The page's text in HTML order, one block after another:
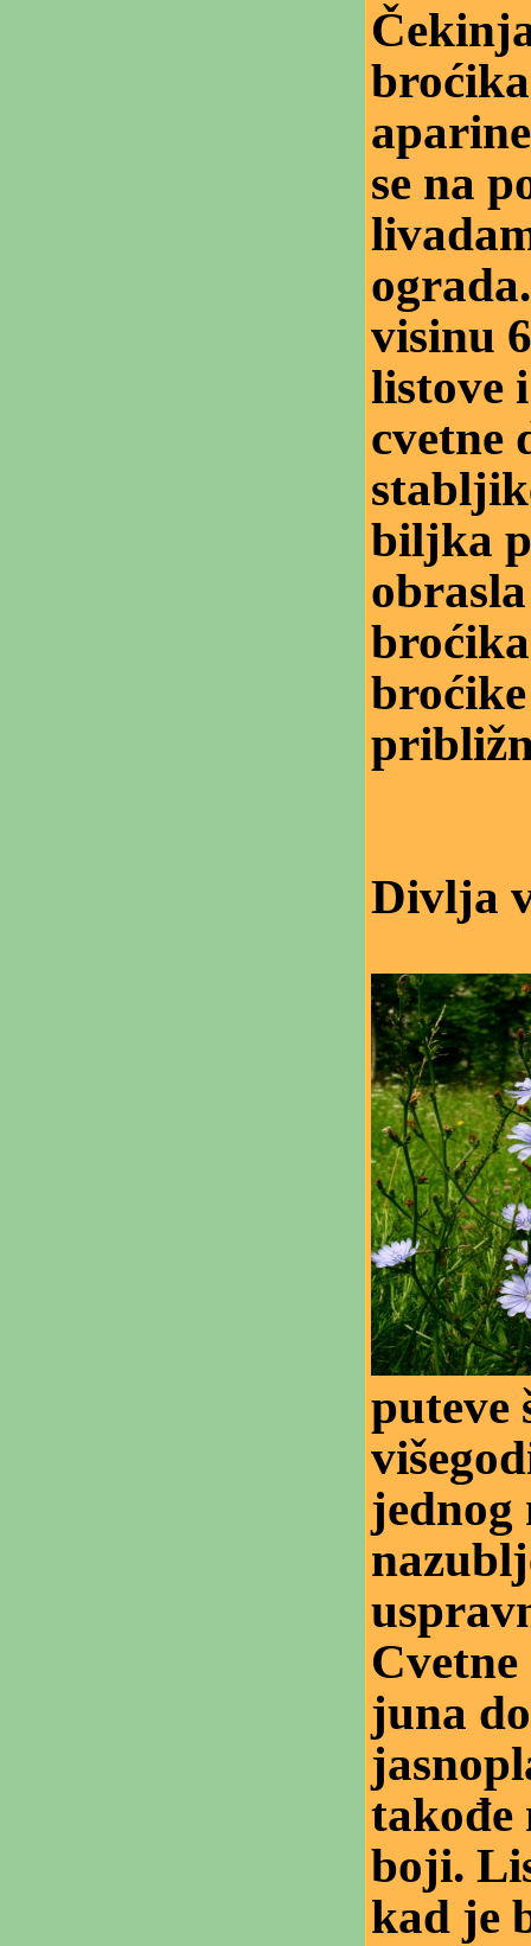
se na
visinu
listove
cvetne
biljka
Divlja
puteve
jednog
juna
takođe
boji.
kad je